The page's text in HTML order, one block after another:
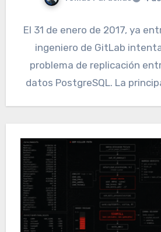
El 31 de enero de 2017, ya
ingeniero de GitLab
problema de replicación
datos PostgreSQL. La